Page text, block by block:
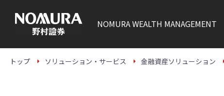
本
NOMURAWEALTH MANAGEMENT
トップ ソリューション・サービス 金融資産ソリューション